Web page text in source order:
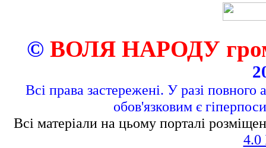
© ВОЛЯ НАРОДУ
Всі права застережені. У разі повного
обов'язковим є
Всі матеріали на цьому порталі
4.0